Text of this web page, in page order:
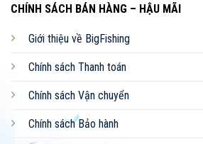
CHÍNH SÁCH BÁN HÀNG – HẬU MÃI
Giới thiệu về BigFishing
Chính sách Thanh toán
Chính sách Vận chuyển
Chính sách Bảo hành